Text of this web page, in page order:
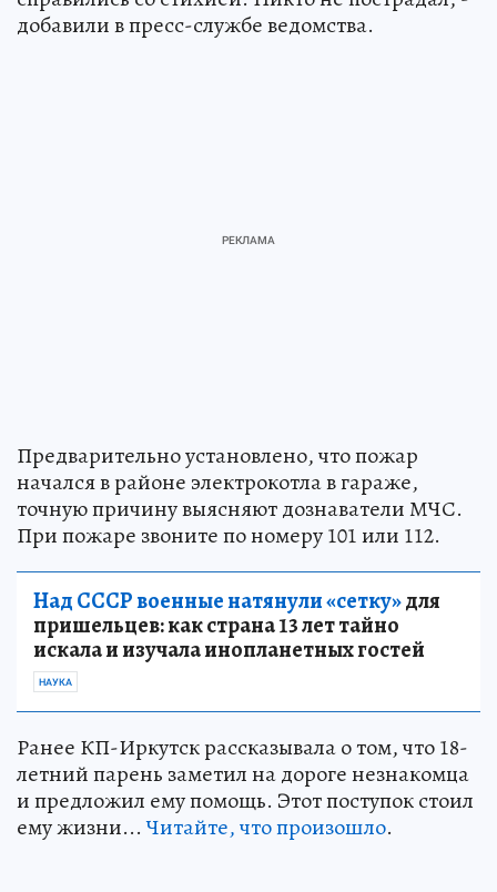
добавили в пресс-службе ведомства.
Предварительно установлено, что пожар
начался в районе электрокотла в гараже,
точную причину выясняют дознаватели МЧС.
При пожаре звоните по номеру 101 или 112.
Над СССР военные натянули «сетку»для
пришельцев: как страна 13 лет тайно
искала и изучала инопланетных гостей
НАУКА
Ранее КП-Иркутск рассказывала о том, что 18-
летний парень заметил на дороге незнакомца
и предложил ему помощь. Этот поступок стоил
ему жизни...Читайте, что произошло.